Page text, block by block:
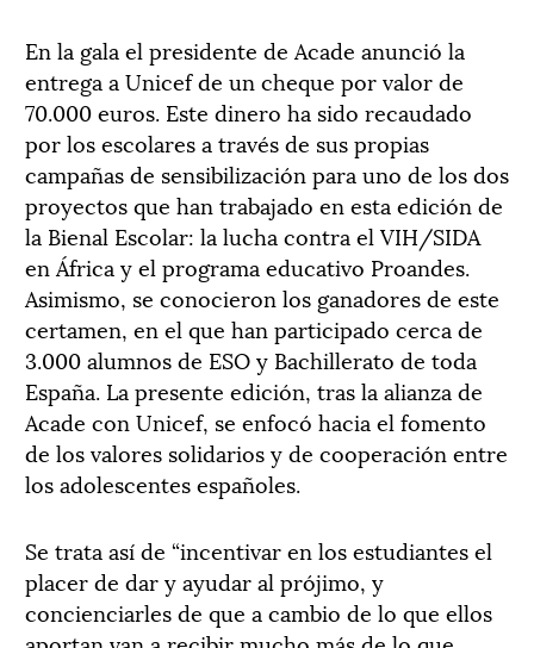
En la gala el presidente de Acade anunció la
entrega a Unicef de un cheque por valor de
70.000 euros. Este dinero ha sido recaudado
por los escolares a través de sus propias
campañas de sensibilización para uno de los dos
proyectos que han trabajado en esta edición de
la Bienal Escolar: la lucha contra el VIH/SIDA
en África y el programa educativo Proandes.
Asimismo, se conocieron los ganadores de este
certamen, en el que han participado cerca de
3.000 alumnos de ESO y Bachillerato de toda
España. La presente edición, tras la alianza de
Acade con Unicef, se enfocó hacia el fomento
de los valores solidarios y de cooperación entre
los adolescentes españoles.
Se trata así de “incentivar en los estudiantes el
placer de dar y ayudar al prójimo, y
concienciarles de que a cambio de lo que ellos